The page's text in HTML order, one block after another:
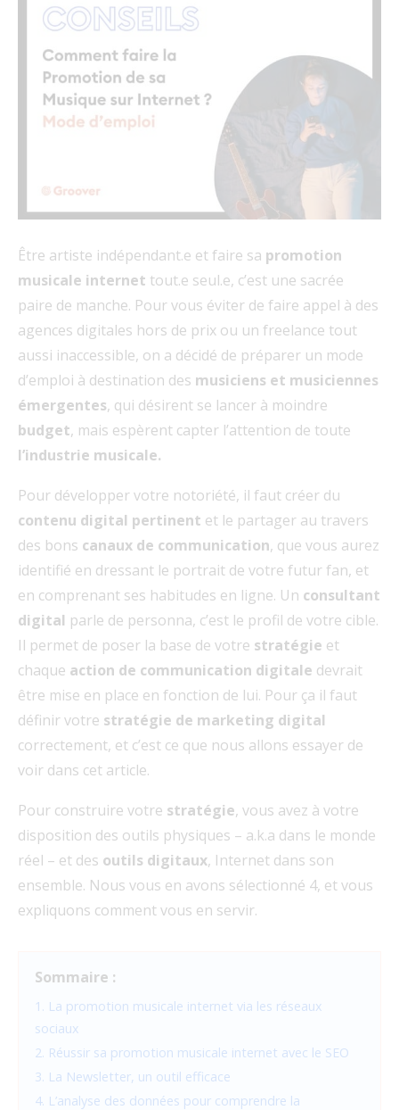
Être artiste indépendant.e et faire sa promotion
musicale internet tout.e seul.e, c’est une sacrée
paire de manche. Pour vous éviter de faire appel à des
agences digitales hors de prix ou un freelance tout
aussi inaccessible, on a décidé de préparer un mode
d’emploi à destination des musiciens et musiciennes
émergentes, qui désirent se lancer à moindre
budget, mais espèrent capter l’attention de toute
l’industrie musicale.
Pour développer votre notoriété, il faut créer du
contenu digital pertinent et le partager au travers
des bons canaux de communication, que vous aurez
identifié en dressant le portrait de votre futur fan, et
en comprenant ses habitudes en ligne. Un consultant
digital parle de personna, c’est le profil de votre cible.
Il permet de poser la base de votre stratégie et
chaque action de communication digitale devrait
être mise en place en fonction de lui. Pour ça il faut
définir votre stratégie de marketing digital
correctement, et c’est ce que nous allons essayer de
voir dans cet article.
Pour construire votre stratégie, vous avez à votre
disposition des outils physiques – a.k.a dans le monde
réel – et des outils digitaux, Internet dans son
ensemble. Nous vous en avons sélectionné 4, et vous
expliquons comment vous en servir.
Sommaire :
1. La promotion musicale internet via les réseaux
sociaux
2. Réussir sa promotion musicale internet avec le SEO
3. La Newsletter, un outil efficace
4. L’analyse des données pour comprendre la